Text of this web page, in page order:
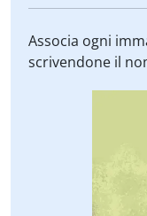
Associa ogni
scrivendone il